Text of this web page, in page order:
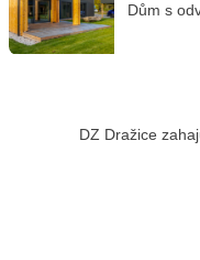
Dům s
DZ Dražice